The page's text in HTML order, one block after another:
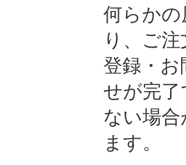
何らか
り、ご
登録・
せが完
ない場
ます。